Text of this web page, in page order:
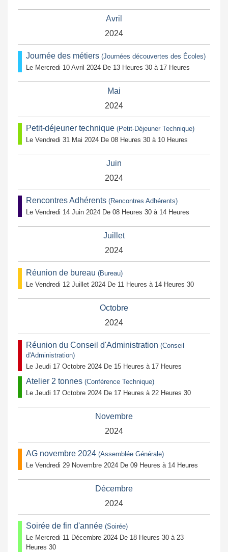
Avril
2024
Journée des métiers (Journées découvertes des Écoles)
Le Mercredi 10 Avril 2024 De 13 Heures 30 à 17 Heures
Mai
2024
Petit-déjeuner technique (Petit-Déjeuner Technique)
Le Vendredi 31 Mai 2024 De 08 Heures 30 à 10 Heures
Juin
2024
Rencontres Adhérents (Rencontres Adhérents)
Le Vendredi 14 Juin 2024 De 08 Heures 30 à 14 Heures
Juillet
2024
Réunion de bureau (Bureau)
Le Vendredi 12 Juillet 2024 De 11 Heures à 14 Heures 30
Octobre
2024
Réunion du Conseil d'Administration (Conseil
d'Administration)
Le Jeudi 17 Octobre 2024 De 15 Heures à 17 Heures
Atelier 2 tonnes (Conférence Technique)
Le Jeudi 17 Octobre 2024 De 17 Heures à 22 Heures 30
Novembre
2024
AG novembre 2024 (Assemblée Générale)
Le Vendredi 29 Novembre 2024 De 09 Heures à 14 Heures
Décembre
2024
Soirée de fin d'année (Soirée)
Le Mercredi 11 Décembre 2024 De 18 Heures 30 à 23
Heures 30